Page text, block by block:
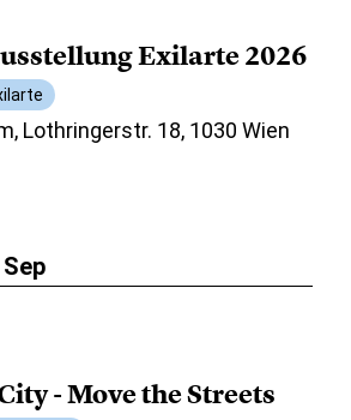
Exilarte 2026
Lothringerstr. 18, 1030 Wien
- Move the Streets